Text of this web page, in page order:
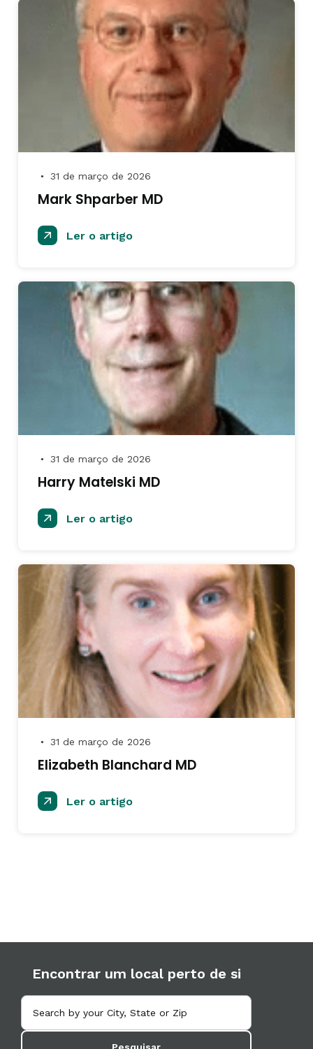
● 31 de março de 2026
Mark Shparber MD
Ler o artigo
● 31 de março de 2026
Harry Matelski MD
Ler o artigo
● 31 de março de 2026
Elizabeth Blanchard MD
Ler o artigo
Encontrar um local perto de si